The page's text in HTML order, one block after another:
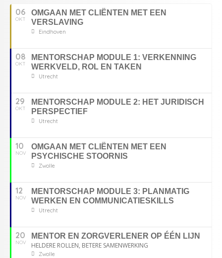
06
OKT
OMGAAN MET CLIËNTEN MET EEN
VERSLAVING
Eindhoven
08
OKT
MENTORSCHAP MODULE 1: VERKENNING
WERKVELD, ROL EN TAKEN
Utrecht
29
OKT
MENTORSCHAP MODULE 2: HET JURIDISCH
PERSPECTIEF
Utrecht
10
NOV
OMGAAN MET CLIËNTEN MET EEN
PSYCHISCHE STOORNIS
Zwolle
12
NOV
MENTORSCHAP MODULE 3: PLANMATIG
WERKEN EN COMMUNICATIESKILLS
Utrecht
20
NOV
MENTOR EN ZORGVERLENER OP ÉÉN LIJN
HELDERE ROLLEN, BETERE SAMENWERKING
Zwolle